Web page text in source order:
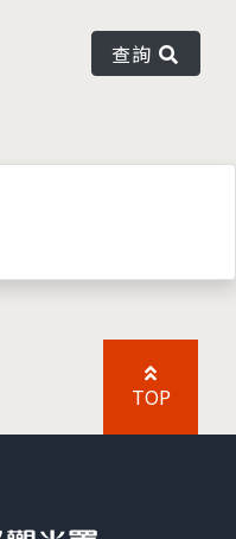
查詢
TOP